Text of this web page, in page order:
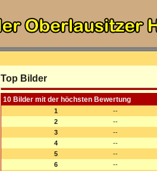
Top Bilder
10 Bilder mit der höchsten Bewertung
1
--
2
--
3
--
4
--
5
--
6
--